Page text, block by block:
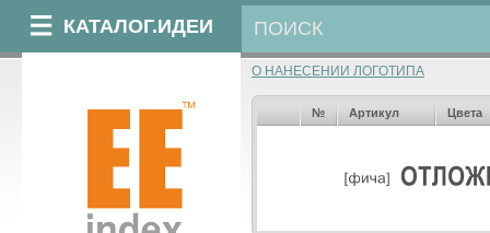
КАТАЛОГ.ИДЕИ
О НАНЕСЕНИИ ЛОГОТИПА
№ Артикул Цвета